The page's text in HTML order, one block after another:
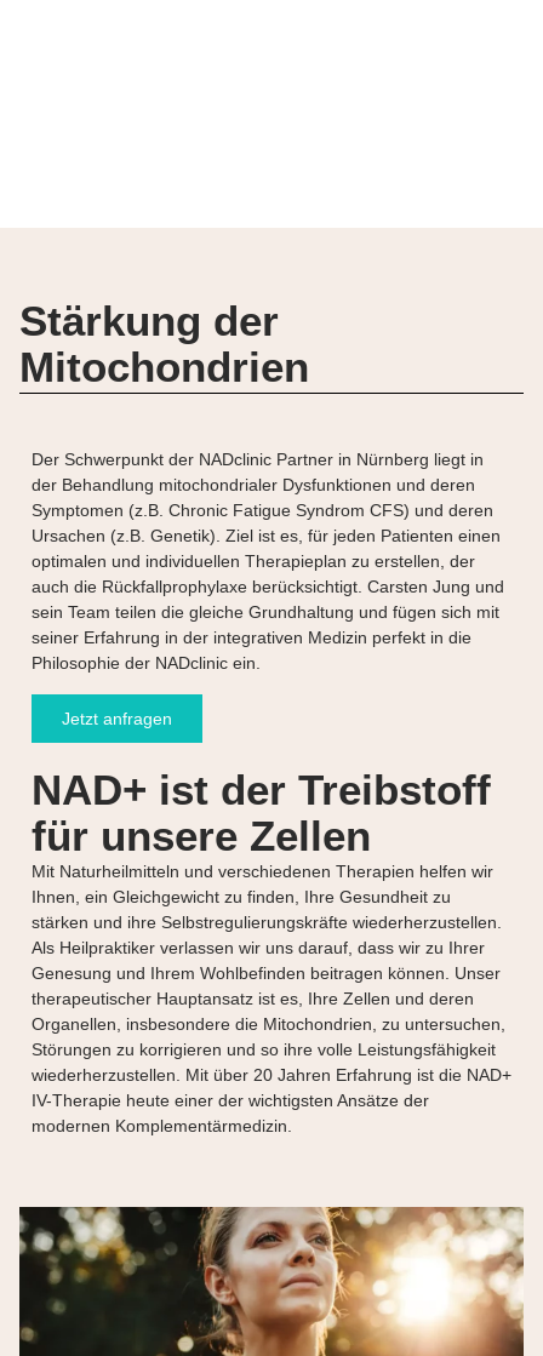
Stärkung der
Mitochondrien
Der Schwerpunkt der NADclinic Partner in Nürnberg liegt in
der Behandlung mitochondrialer Dysfunktionen und deren
Symptomen (z.B. Chronic Fatigue Syndrom CFS) und deren
Ursachen (z.B. Genetik). Ziel ist es, für jeden Patienten einen
optimalen und individuellen Therapieplan zu erstellen, der
auch die Rückfallprophylaxe berücksichtigt. Carsten Jung und
sein Team teilen die gleiche Grundhaltung und fügen sich mit
seiner Erfahrung in der integrativen Medizin perfekt in die
Philosophie der NADclinic ein.
Jetzt anfragen
NAD+ ist der Treibstoff
für unsere Zellen
Mit Naturheilmitteln und verschiedenen Therapien helfen wir
Ihnen, ein Gleichgewicht zu finden, Ihre Gesundheit zu
stärken und ihre Selbstregulierungskräfte wiederherzustellen.
Als Heilpraktiker verlassen wir uns darauf, dass wir zu Ihrer
Genesung und Ihrem Wohlbefinden beitragen können. Unser
therapeutischer Hauptansatz ist es, Ihre Zellen und deren
Organellen, insbesondere die Mitochondrien, zu untersuchen,
Störungen zu korrigieren und so ihre volle Leistungsfähigkeit
wiederherzustellen. Mit über 20 Jahren Erfahrung ist die NAD+
IV-Therapie heute einer der wichtigsten Ansätze der
modernen Komplementärmedizin.